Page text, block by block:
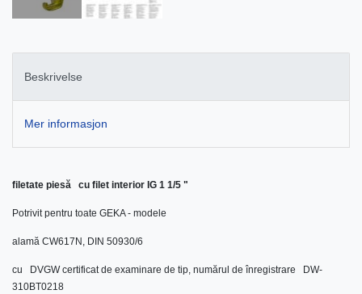
Beskrivelse
Mer informasjon
filetate piesă cu filet interior IG 1 1/5 "
Potrivit pentru toate GEKA - modele
alamă CW617N, DIN 50930/6
cu DVGW certificat de examinare de tip, numărul de înregistrare DW-
310BT0218